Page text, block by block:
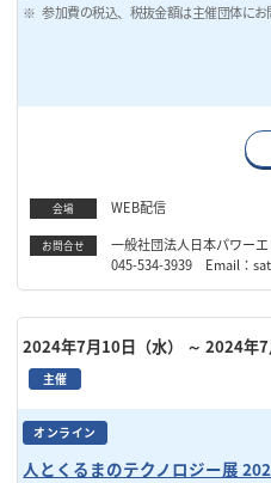
参加費の税込、税抜金額は主催団体にお
会場 WEB配信
お問合せ
一般社団法人日本パワ
045-534-3939 Email：
2024年7月10日（水） ～ 2024年7
主催
オンライン
人とくるまのテクノロジー展